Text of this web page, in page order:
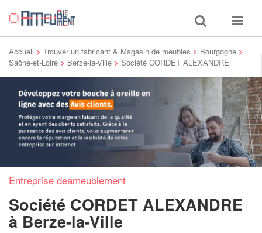
Toggle
search
Toggle
Accueil > Trouver un fabricant & Magasin de meubles > Bourgogne >
Saône-et-Loire > Berze-la-Ville > Société CORDET ALEXANDRE
Entreprise deameublement
Société CORDET ALEXANDRE
à Berze-la-Ville